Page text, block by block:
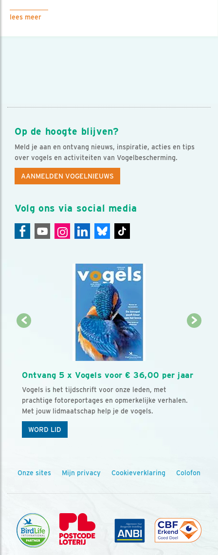
lees meer
Op de hoogte blijven?
Meld je aan en ontvang nieuws, inspiratie, acties en tips
over vogels en activiteiten van Vogelbescherming.
AANMELDEN VOGELNIEUWS
Volg ons via social media
Ontvang 5 x Vogels voor € 36,00 per jaar
Vogels is het tijdschrift voor onze leden, met
prachtige fotoreportages en opmerkelijke verhalen.
Met jouw lidmaatschap help je de vogels.
WORD LID
Onze sites Mijn privacy Cookieverklaring Colofon